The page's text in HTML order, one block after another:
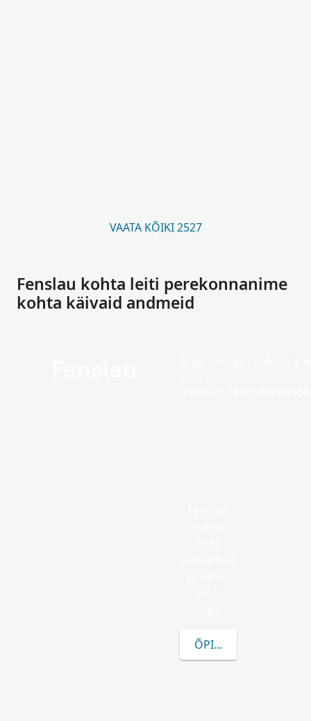
VAATA KÕIKI 2527
Fenslau kohta leiti perekonnanime
kohta käivaid andmeid
ÕPI ROHKEM